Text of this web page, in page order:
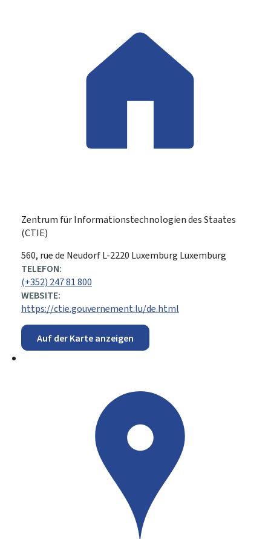
Zentrum für Informationstechnologien des Staates
(CTIE)
ADRESSE:
560, rue de NeudorfL-2220 Luxemburg Luxemburg
TELEFON:
(+352) 247 81 800
WEBSITE:
https://ctie.gouvernement.lu/de.html
Auf der Karte anzeigen